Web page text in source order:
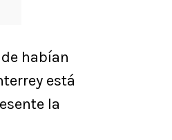
habían
está
la